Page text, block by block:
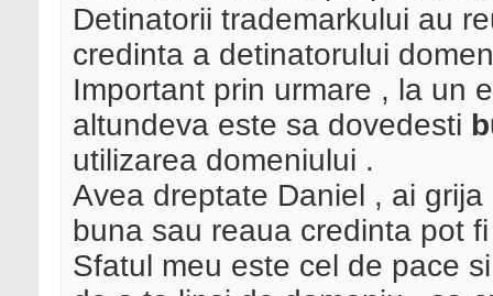
Detinatorii trademarkului au
credinta a detinatorului
Important prin urmare , la un
altundeva este sa dovedesti
utilizarea domeniului .
Avea dreptate Daniel , ai
buna sau reaua credinta pot
Sfatul meu este cel de pace